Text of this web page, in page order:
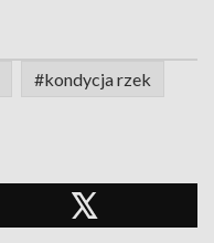
#kondycja rzek